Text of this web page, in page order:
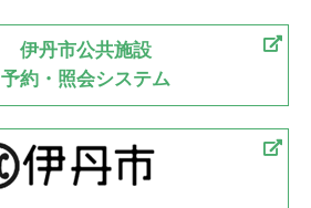
伊丹市公共施設
予約・照会システム